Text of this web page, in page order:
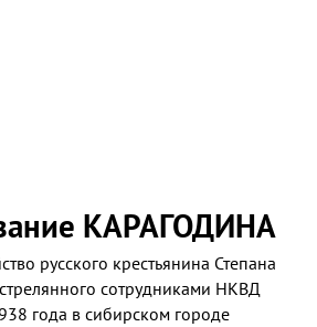
КАРАГОДИНА
русского крестьянина Степана
сотрудниками НКВД
года в сибирском городе